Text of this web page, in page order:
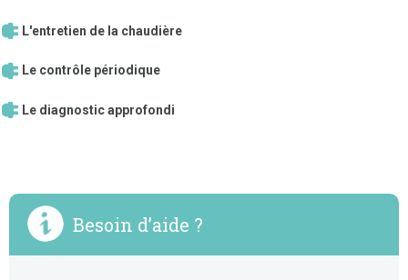
L'entretien de la chaudière
Le contrôle périodique
Le diagnostic approfondi
Besoin d’aide ?